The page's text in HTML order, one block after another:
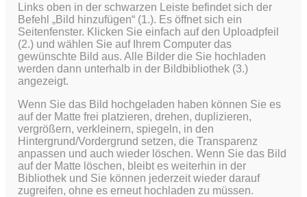
Links oben in der schwarzen Leiste befindet sich der
Befehl „Bild hinzufügen“ (1.). Es öffnet sich ein
Seitenfenster. Klicken Sie einfach auf den Uploadpfeil
(2.) und wählen Sie auf Ihrem Computer das
gewünschte Bild aus. Alle Bilder die Sie hochladen
werden dann unterhalb in der Bildbibliothek (3.)
angezeigt.
Wenn Sie das Bild hochgeladen haben können Sie es
auf der Matte frei platzieren, drehen, duplizieren,
vergrößern, verkleinern, spiegeln, in den
Hintergrund/Vordergrund setzen, die Transparenz
anpassen und auch wieder löschen. Wenn Sie das Bild
auf der Matte löschen, bleibt es weiterhin in der
Bibliothek und Sie können jederzeit wieder darauf
zugreifen, ohne es erneut hochladen zu müssen.